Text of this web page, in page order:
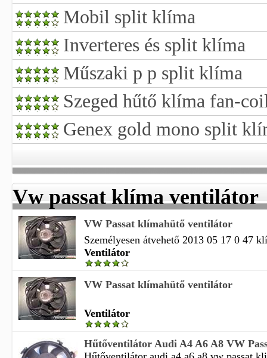
Mobil split klíma
Inverteres és split klíma
Műszaki p p split klíma
Szeged hűtő klíma fan-
Genex gold mono split
Vw passat klíma ventilátor
VW Passat klímahütő ventilátor
Személyesen átvehető 2013 05 17 0 47
Ventilátor
VW Passat klímahütő ventilátor
Ventilátor
Hűtőventilátor Audi A4 A6 A8 VW